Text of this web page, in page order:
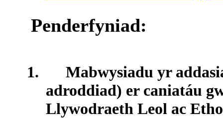
Penderfyniad:
1.
Mabwysiadu yr
adroddiad) er caniatáu
Llywodraeth Leol ac